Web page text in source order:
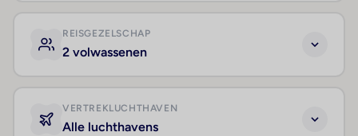
REISGEZELSCHAP
2 volwassenen
VERTREKLUCHTHAVEN
Alle luchthavens